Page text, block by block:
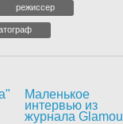
режиссер
Маленькое
интервью из
журнала